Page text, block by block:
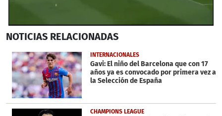
seconds
22
seconds
NOTICIAS RELACIONADAS
INTERNACIONALES
Gavi: El niño del Barcelona que con 17
años ya es convocado por primera vez a
la Selección de España
CHAMPIONS LEAGUE